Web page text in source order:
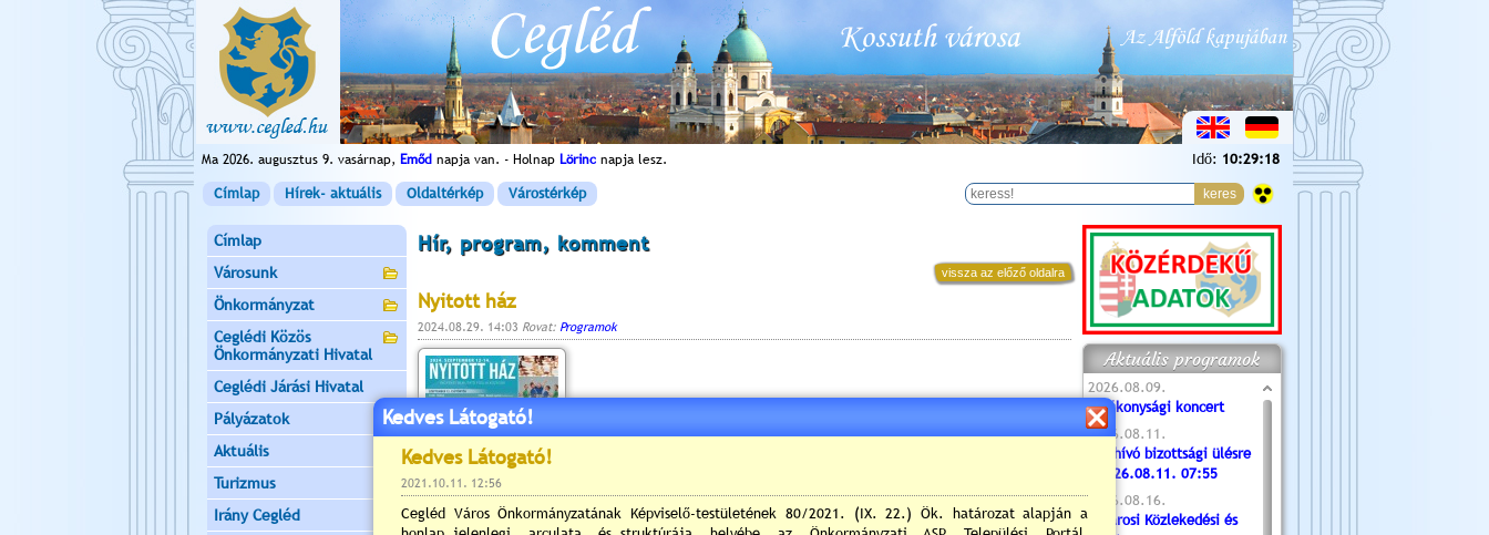
Ma 2026. augusztus 9. vasárnap, Emőd napja van. - Holnap Lörinc napja lesz. Idő: 10:29:19
Címlap Hírek- aktuális Oldaltérkép Várostérkép
Címlap
Városunk
Önkormányzat
Ceglédi Közös
Önkormányzati Hivatal
Ceglédi Járási Hivatal
Pályázatok
Aktuális
Turizmus
Irány Cegléd
Hír, program, komment
vissza az előző oldalra
Nyitott ház
2024.08.29. 14:03 Rovat: Programok
Aktuális programok
2026.08.09.
Jótékonysági koncert
2026.08.11.
Meghívó bizottsági ülésre
- 2026.08.11. 07:55
2026.08.16.
Újvárosi Közlekedési és
Kedves Látogató!